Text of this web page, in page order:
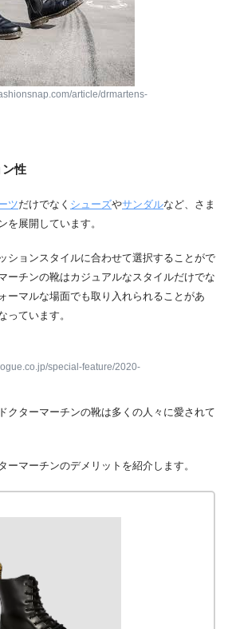
article/drmartens-
ン性
ツだけでなく シューズやサンダルなど、さま
を展開しています。
ションスタイルに合わせて選択することがで
ーチンの靴はカジュアルなスタイルだけでな
ーマルな場面でも取り入れられることがあ
っています。
special-feature/2020-
クターマーチンの靴は多くの人々に愛されて
ーマーチンのデメリットを紹介します。